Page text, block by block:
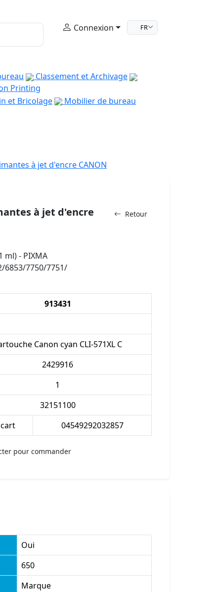
Connexion FR
Classement et Archivage
Printing
et Bricolage
Mobilier de bureau
à jet d'encre CANON
Retour
à jet d'encre
ml) - PIXMA
6853/7750/7751/
913431
Canon cyan CLI-571XL C
2429916
1
32151100
04549292032857
pour commander
Oui
650
Marque